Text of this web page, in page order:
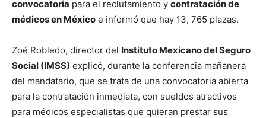
convocatoria para el reclutamiento y contratación de
médicos en México e informó que hay 13, 765 plazas.
Zoé Robledo, director del Instituto Mexicano del Seguro
Social (IMSS) explicó, durante la conferencia mañanera
del mandatario, que se trata de una convocatoria abierta
para la contratación inmediata, con sueldos atractivos
para médicos especialistas que quieran prestar sus